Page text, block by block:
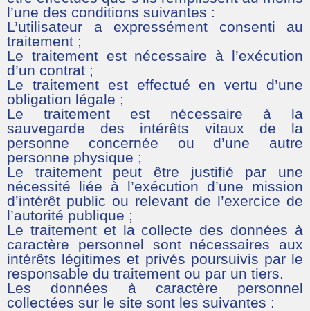
l’une des conditions suivantes :
L’utilisateur a expressément consenti au
traitement ;
Le traitement est nécessaire à l’exécution
d’un contrat ;
Le traitement est effectué en vertu d’une
obligation légale ;
Le traitement est nécessaire à la
sauvegarde des intérêts vitaux de la
personne concernée ou d’une autre
personne physique ;
Le traitement peut être justifié par une
nécessité liée à l’exécution d’une mission
d’intérêt public ou relevant de l’exercice de
l’autorité publique ;
Le traitement et la collecte des données à
caractère personnel sont nécessaires aux
intérêts légitimes et privés poursuivis par le
responsable du traitement ou par un tiers.
Les données à caractère personnel
collectées sur le site sont les suivantes :